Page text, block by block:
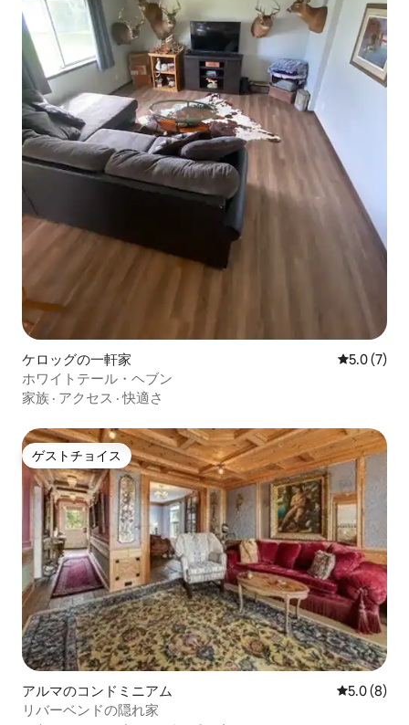
ケロッグの一軒家 レビュー7
5.0 (7)
ホワイトテール・ヘブン
家族 · アクセス ·快適さ
ゲストチョイス
ゲストチョイス
アルマのコンドミニアム レビュー8
5.0 (8)
リバーベンドの隠れ家